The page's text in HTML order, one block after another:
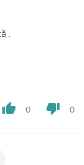
.
thumb_up 0 thumb_down 0